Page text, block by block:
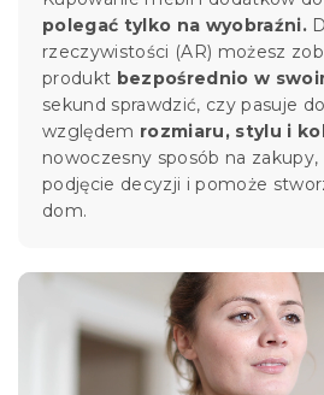
polegać tylko na wyobraźni.
rzeczywistości (AR) możesz
produkt bezpośrednio w
sekund sprawdzić, czy pasuje
względem rozmiaru, stylu i
nowoczesny sposób na zakupy,
podjęcie decyzji i pomoże
dom.